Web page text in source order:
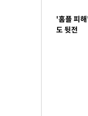
'홈플 피
도 뒷전